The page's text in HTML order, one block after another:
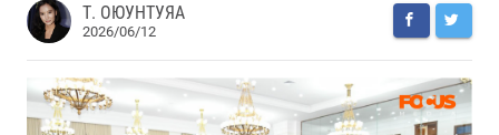
Т. ОЮУНТУЯА
2026/06/12